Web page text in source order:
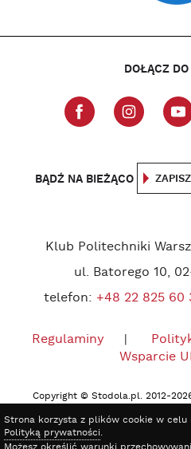
DOŁĄCZ
BĄDŹ NA BIEŻĄCO
Klub Politechniki
ul. Batorego 10,
telefon: +48 22 825 60
Regulaminy
Wsparcie
Copyright © Stodola.pl. 2012-
Strona korzysta z plików cookie w celu
Polityką prywatności.